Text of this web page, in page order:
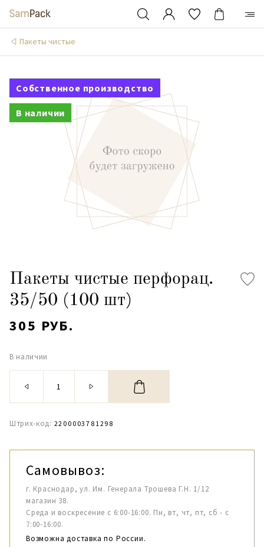
Пакеты чистые
Собственное производство
В наличии
Пакеты чистые перфорац.
35/50 (100 шт)
305 РУБ.
В наличии
Штрих-код: 2200003781298
Самовывоз:
г. Краснодар, ул. Им. Генерала Трошева Г.Н. 1/12
магазин 38.
Среда и воскресение с 6:00-16:00. Пн, вт, чт, пт, сб - с
7:00-16:00.
Возможна доставка по России.